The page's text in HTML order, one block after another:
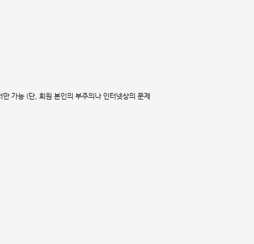
가능 (단, 회원 본인의 부주의나 인터넷상의 문제